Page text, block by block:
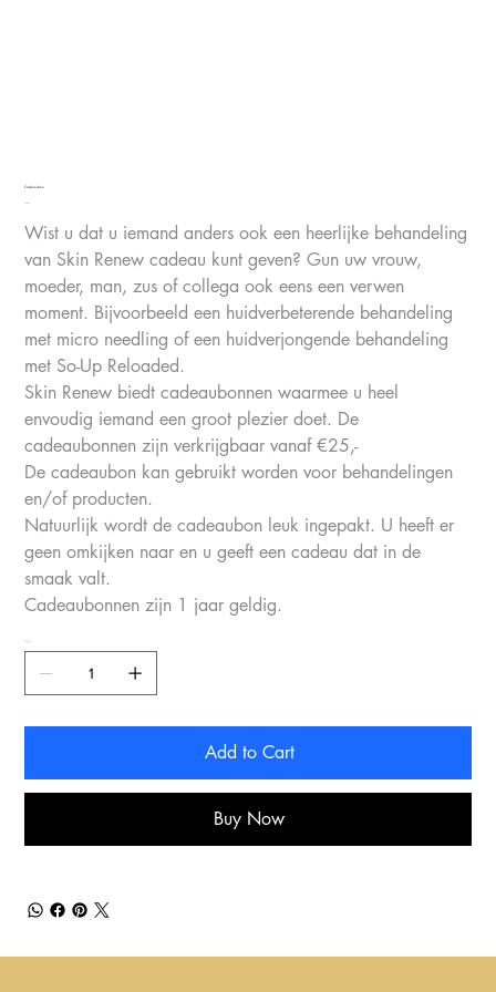
Cadeaubon
Wist u dat u iemand anders ook een heerlijke behandeling
van Skin Renew cadeau kunt geven? Gun uw vrouw,
moeder, man, zus of collega ook eens een verwen
moment. Bijvoorbeeld een huidverbeterende behandeling
met micro needling of een huidverjongende behandeling
met So-Up Reloaded.
Skin Renew biedt cadeaubonnen waarmee u heel
envoudig iemand een groot plezier doet. De
cadeaubonnen zijn verkrijgbaar vanaf €25,-
De cadeaubon kan gebruikt worden voor behandelingen
en/of producten.
Natuurlijk wordt de cadeaubon leuk ingepakt. U heeft er
geen omkijken naar en u geeft een cadeau dat in de
smaak valt.
Cadeaubonnen zijn 1 jaar geldig.
Add to Cart
Buy Now